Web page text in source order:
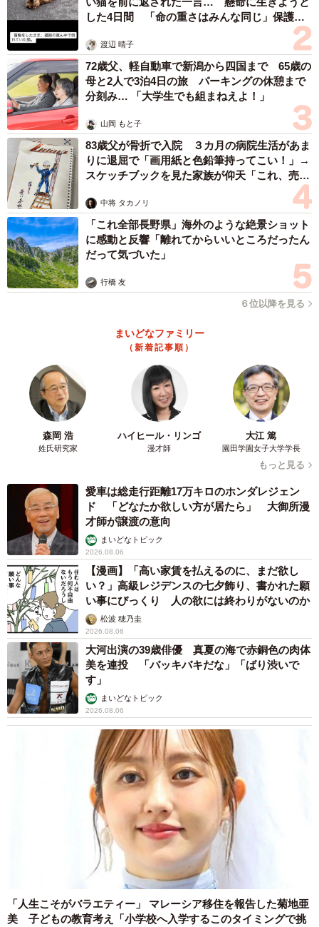
した4日間 「命の重さはみんな同じ」保護団
渡辺 晴子
72歳父、軽自動車で新潟から四国まで 65歳の
母と2人で3泊4日の旅 パーキングの休憩まで
分刻み… 「大学生でも組まねえよ！」
山岡 もと子
83歳父が骨折で入院 ３カ月の病院生活があま
りに退屈で「画用紙と色鉛筆持ってこい！」→
スケッチブックを見た家族が仰天「これ、売れ
中将 タカノリ
「これ全部長野県」海外のような絶景ショット
に感動と反響「離れてからいいところだったん
だって気づいた」
行橋 友
６位以降を見る
まいどなファミリー
（新着記事順）
森岡 浩
姓氏研究家
ハイヒール・リンゴ
漫才師
大江 篤
園田学園女子大学学長
もっと見る
愛車は総走行距離17万キロのホンダレジェン
ド 「どなたか欲しい方が居たら」 大御所漫
才師が譲渡の意向
まいどなトピック
2026.08.06
【漫画】「高い家賃を払えるのに、まだ欲し
い？」高級レジデンスの七夕飾り、書かれた願
い事にびっくり 人の欲には終わりがないのか
松波 穂乃圭
2026.08.06
大河出演の39歳俳優 真夏の海で赤銅色の肉体
美を連投 「バッキバキだな」「ばり渋いで
す」
まいどなトピック
2026.08.06
「人生こそがバラエティー」 マレーシア移住を報告した菊地亜
美 子どもの教育考え「小学校へ入学するこのタイミングで挑